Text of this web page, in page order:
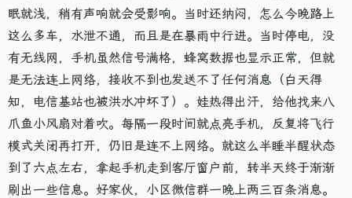
眠就浅，稍有声响就会受影响。当时还纳闷，怎么今晚路上
这么多车，水泄不通，而且是在暴雨中行进。当时停电，没
有无线网，手机虽然信号满格，蜂窝数据也显示正常，但就
是无法连上网络，接收不到也发送不了任何消息（白天得
知，电信基站也被洪水冲坏了）。娃热得出汗，给他找来八
爪鱼小风扇对着吹。每隔一段时间就点亮手机，反复将飞行
模式关闭再打开，仍旧是连不上网络。就这么半睡半醒状态
到了六点左右，拿起手机走到客厅窗户前，转半天终于渐渐
刷出一些信息。好家伙，小区微信群一晚上两三百条消息。